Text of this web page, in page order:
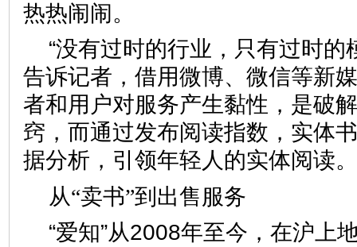
热热闹闹。
“没有过时的行业，只有过时的
告诉记者，借用微博、微信等新
者和用户对服务产生黏性，是破
窍，而通过发布阅读指数，实体
据分析，引领年轻人的实体
从“卖书”到出售服务
“爱知”从2008年至今，在沪上